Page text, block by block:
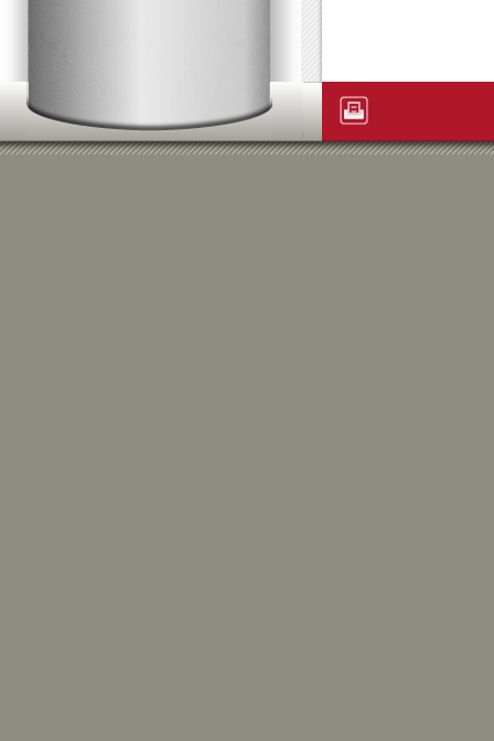
Artikelaktionen